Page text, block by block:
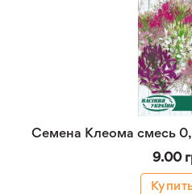
Семена Клеома смесь
9.00